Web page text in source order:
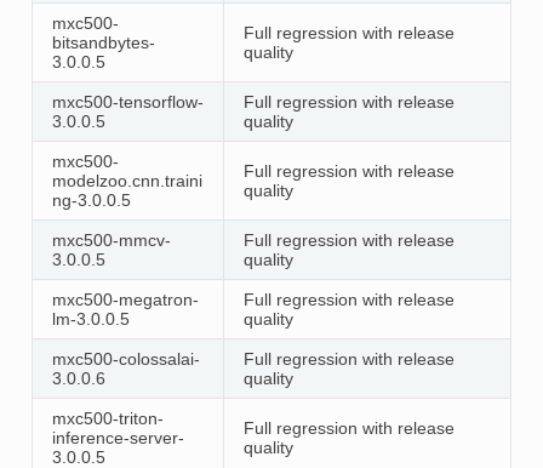
mxc500-
bitsandbytes-
3.0.0.5
Full regression with release
quality
mxc500-tensorflow-
3.0.0.5
Full regression with release
quality
mxc500-
modelzoo.cnn.traini
ng-3.0.0.5
Full regression with release
quality
mxc500-mmcv-
3.0.0.5
Full regression with release
quality
mxc500-megatron-
lm-3.0.0.5
Full regression with release
quality
mxc500-colossalai-
3.0.0.6
Full regression with release
quality
mxc500-triton-
inference-server-
3.0.0.5
Full regression with release
quality